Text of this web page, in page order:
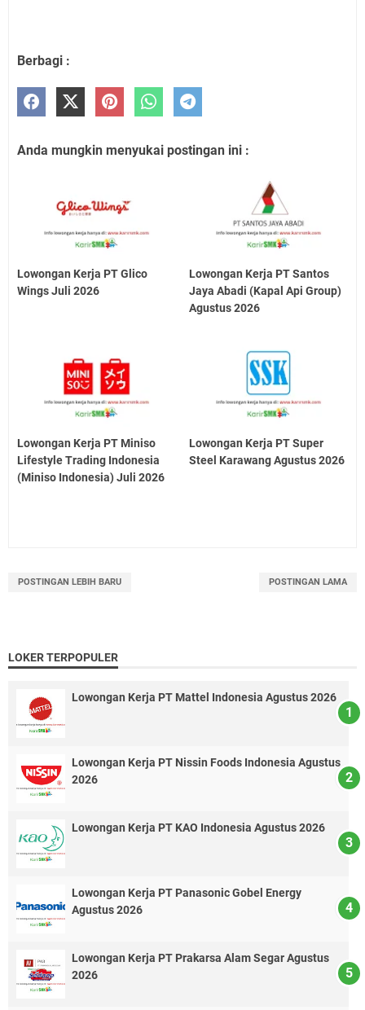
Berbagi :
Anda mungkin menyukai postingan ini :
Lowongan Kerja PT Glico
Wings Juli 2026
Lowongan Kerja PT Santos
Jaya Abadi (Kapal Api Group)
Agustus 2026
Lowongan Kerja PT Miniso
Lifestyle Trading Indonesia
(Miniso Indonesia) Juli 2026
Lowongan Kerja PT Super
Steel Karawang Agustus 2026
POSTINGAN LEBIH BARU POSTINGAN LAMA
LOKER TERPOPULER
Lowongan Kerja PT Mattel Indonesia Agustus 2026
Lowongan Kerja PT Nissin Foods Indonesia Agustus
2026
Lowongan Kerja PT KAO Indonesia Agustus 2026
Lowongan Kerja PT Panasonic Gobel Energy
Agustus 2026
Lowongan Kerja PT Prakarsa Alam Segar Agustus
2026